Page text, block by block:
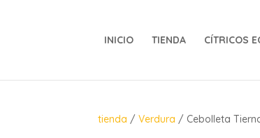
INICIO TIENDA CÍTRICOS
tienda /Verdura / Cebolleta